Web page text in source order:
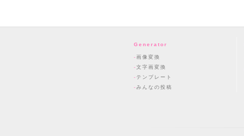
Generator
画像変換
文字画変換
テンプレート
みんなの投稿